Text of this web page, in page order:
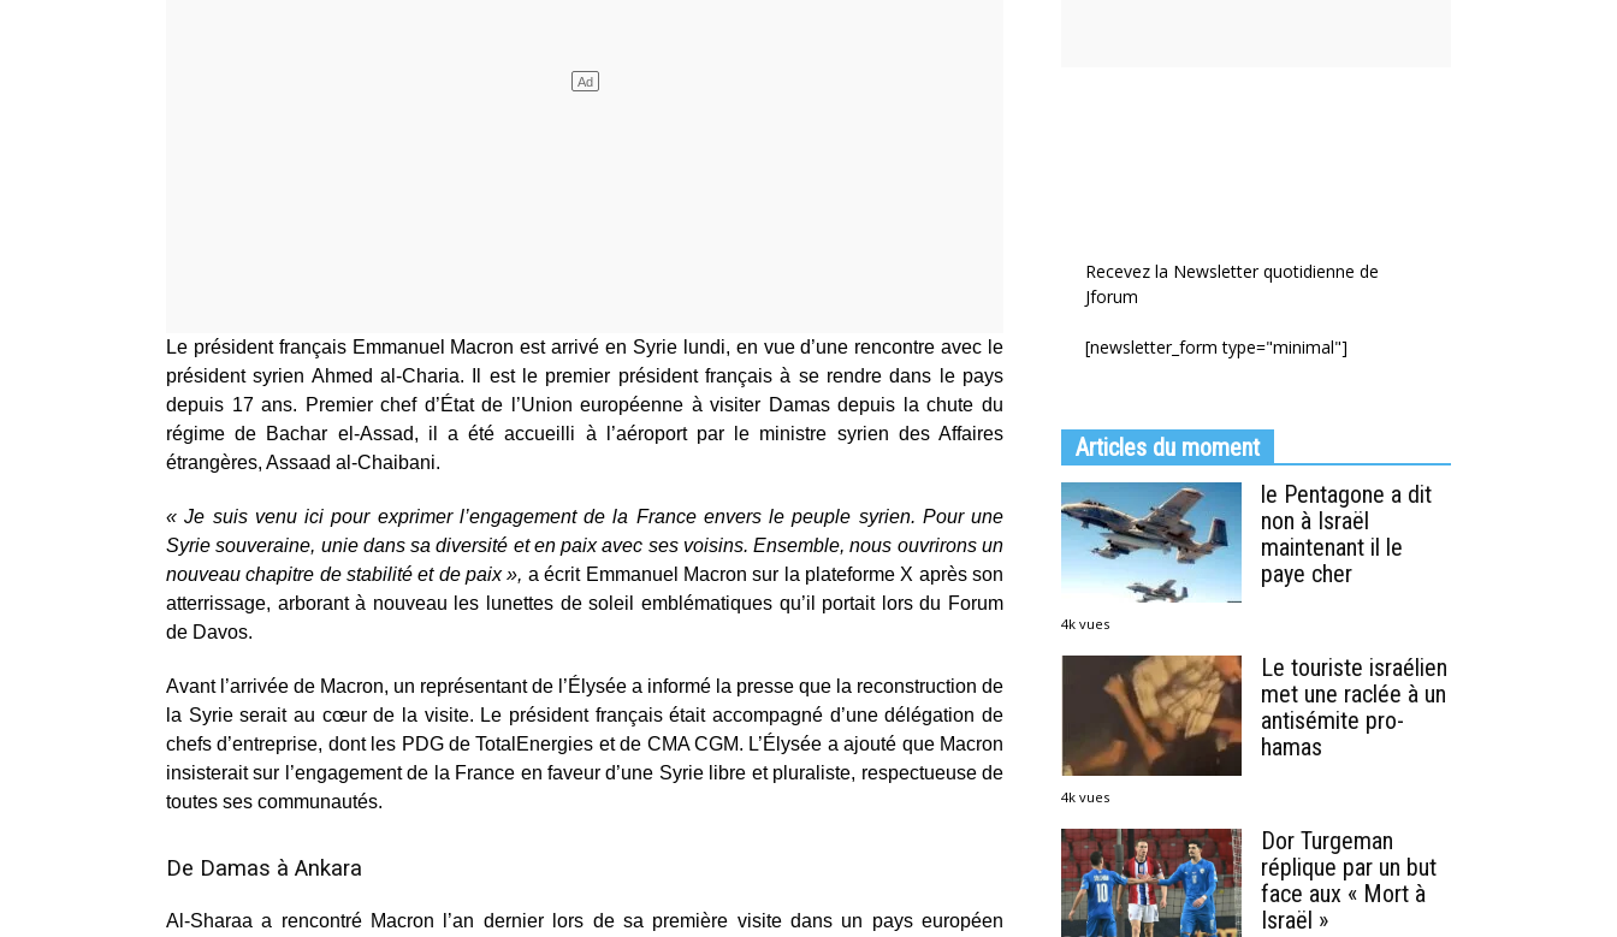
Le président français Emmanuel Macron est arrivé en Syrie lundi, en vue d’une rencontre avec le
président syrien Ahmed al-Charia. Il est le premier président français à se rendre dans le pays
depuis 17 ans. Premier chef d’État de l’Union européenne à visiter Damas depuis la chute du
régime de Bachar el-Assad, il a été accueilli à l’aéroport par le ministre syrien des Affaires
étrangères, Assaad al-Chaibani.
« Je suis venu ici pour exprimer l’engagement de la France envers le peuple syrien. Pour une
Syrie souveraine, unie dans sa diversité et en paix avec ses voisins. Ensemble, nous ouvrirons un
nouveau chapitre de stabilité et de paix », a écrit Emmanuel Macron sur la plateforme X après son
atterrissage, arborant à nouveau les lunettes de soleil emblématiques qu’il portait lors du Forum
de Davos.
Avant l’arrivée de Macron, un représentant de l’Élysée a informé la presse que la reconstruction de
la Syrie serait au cœur de la visite. Le président français était accompagné d’une délégation de
chefs d’entreprise, dont les PDG de TotalEnergies et de CMA CGM. L’Élysée a ajouté que Macron
insisterait sur l’engagement de la France en faveur d’une Syrie libre et pluraliste, respectueuse de
toutes ses communautés.
De Damas à Ankara
Al-Sharaa a rencontré Macron l’an dernier lors de sa première visite dans un pays européen
Recevez la Newsletter quotidienne de
Jforum
[newsletter_form type="minimal"]
Articles du moment
le Pentagone a dit
non à Israël
maintenant il le
paye cher
4k vues
Le touriste israélien
met une raclée à un
antisémite pro-
hamas
4k vues
Dor Turgeman
réplique par un but
face aux « Mort à
Israël »